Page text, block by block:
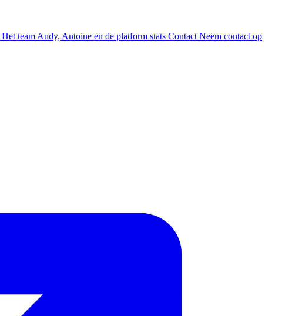
Het team Andy, Antoine en de platform stats Contact Neem contact op